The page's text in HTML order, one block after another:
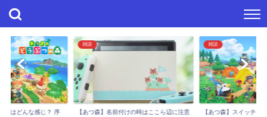
捗はどんな感じ？ 序
雑談
【あつ森】名前付けの時はここら辺に注意
雑談
【あつ森】スイッチで